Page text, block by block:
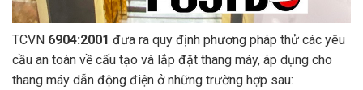
TCVN 6904:2001 đưa ra quy định phương pháp thử các yêu
cầu an toàn về cấu tạo và lắp đặt thang máy, áp dụng cho
thang máy dẫn động điện ở những trường hợp sau: